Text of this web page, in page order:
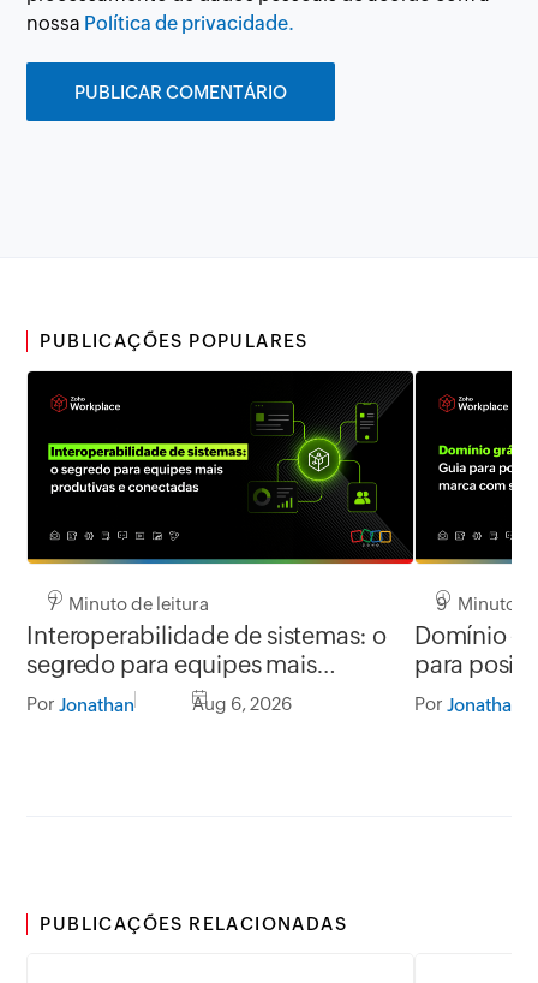
nossa Política de privacidade.
PUBLICAÇÕES POPULARES
7 Minuto de leitura
Interoperabilidade de sistemas: o
segredo para equipes mais
produtivas e conectadas
Por Jonathan Aug 6, 2026
9 Minuto
Domínio
para
segurança
Por Jonathan
PUBLICAÇÕES RELACIONADAS